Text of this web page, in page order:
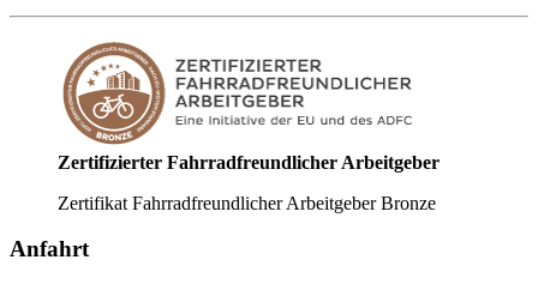
Zertifizierter Fahrradfreundlicher Arbeitgeber
Zertifikat Fahrradfreundlicher Arbeitgeber Bronze
Anfahrt